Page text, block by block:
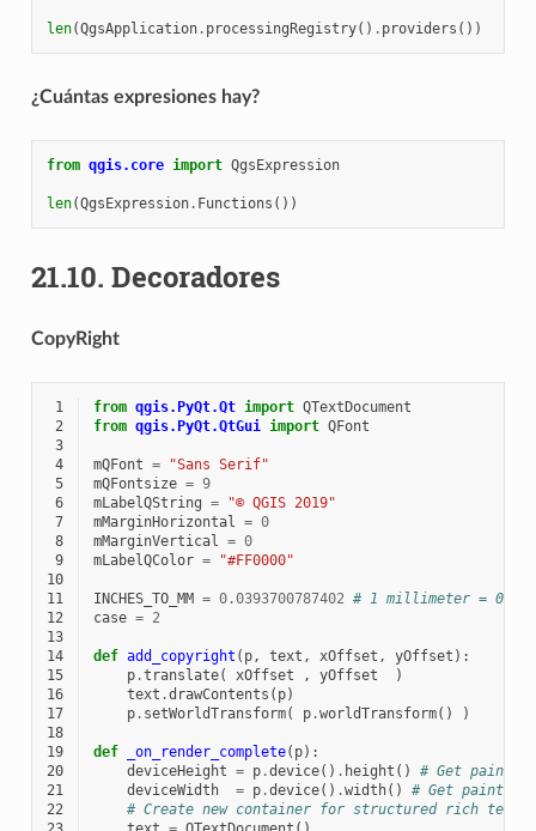
len(QgsApplication. processingRegistry() . providers ())
¿Cuántas expresiones hay?
from qgis.core import QgsExpression
len(QgsExpression. Functions ())
21.10. Decoradores
CopyRight
1 from qgis.PyQt.Qt import QTextDocument
2
from qgis.PyQt.QtGui import QFont
3
4
mQFont =
"Sans Serif"
5
mQFontsize = 9
6
mLabelQString =
"© QGIS 2019"
7
mMarginHorizontal = 0
8
mMarginVertical = 0
9
mLabelQColor =
"#FF0000"
10
11
INCHES_TO_MM = 0.0393700787402 # 1 millimeter =
12
case = 2
13
14
def add_copyright ( p, text , xOffset , yOffset ):
15
p.translate( xOffset , yOffset
)
16
text .drawContents ( p)
17
p. setWorldTransform( p.worldTransform()
)
18
19
def _on_render_complete( p):
20
deviceHeight = p.device() . height ()
# Get paint
21
deviceWidth = p.device() .width()
# Get paint
22
# Create new container for structured rich text